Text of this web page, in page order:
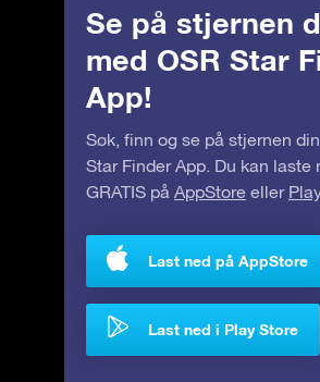
Se på stjernen
med OSR Star
App!
Søk, finn og se på stjernen
Star Finder App. Du kan laste
GRATIS på AppStore eller
Last ned på AppStore
Last ned i Play Store